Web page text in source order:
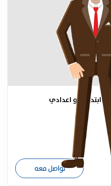
و اعدادي
تواصل معه